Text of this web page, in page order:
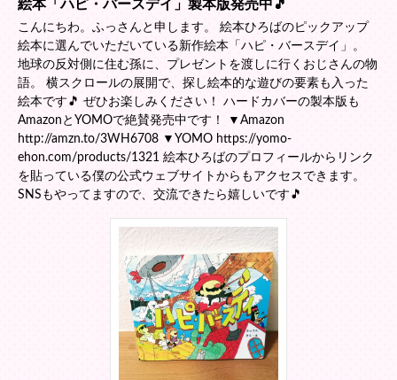
絵本「ハピ・バースデイ」製本版発売中🎵
こんにちわ。ふっさんと申します。 絵本ひろばのピックアップ
絵本に選んでいただいている新作絵本「ハピ・バースデイ」。
地球の反対側に住む孫に、プレゼントを渡しに行くおじさんの物
語。 横スクロールの展開で、探し絵本的な遊びの要素も入った
絵本です🎵 ぜひお楽しみください！ ハードカバーの製本版も
AmazonとYOMOで絶賛発売中です！ ▼Amazon
http://amzn.to/3WH6708 ▼YOMO https://yomo-
ehon.com/products/1321 絵本ひろばのプロフィールからリンク
を貼っている僕の公式ウェブサイトからもアクセスできます。
SNSもやってますので、交流できたら嬉しいです🎵